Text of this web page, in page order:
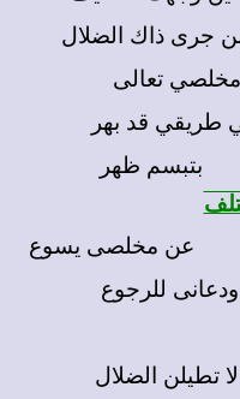
جرى ذاك الضلال
تعالى
قد بهر
بتبسم ظهر
مخلصى يسوع
للرجوع
تطيلن الضلال